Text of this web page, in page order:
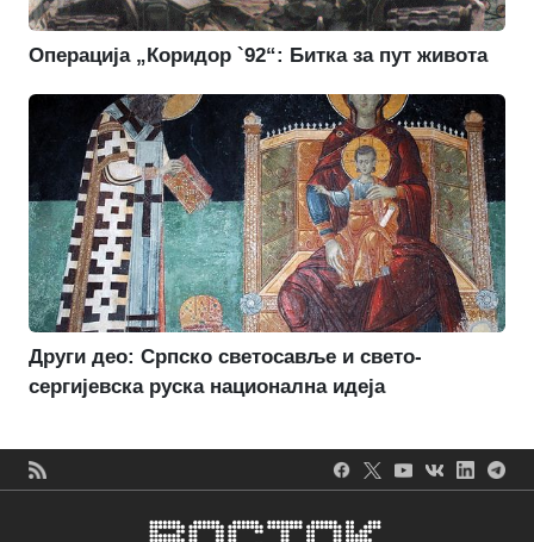
Операција „Коридор `92“: Битка за пут живота
Други део: Српско светосавље и свето-
сергијевска руска национална идеја